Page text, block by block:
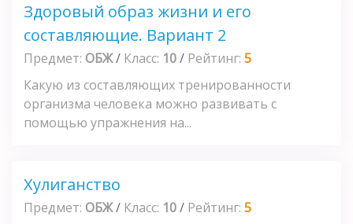
Здоровый образ жизни и его
составляющие. Вариант 2
Предмет: ОБЖ/ Класс: 10/ Рейтинг: 5
Какую из составляющих тренированности
организма человека можно развивать с
помощью упражнения на...
Хулиганство
Предмет: ОБЖ/ Класс: 10/ Рейтинг: 5